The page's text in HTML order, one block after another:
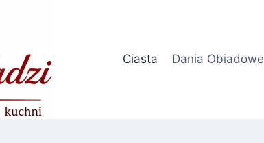
Ciasta
Dania Obiadowe